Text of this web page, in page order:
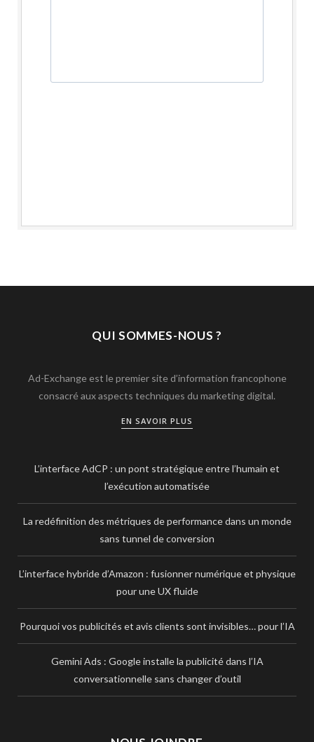
QUI SOMMES-NOUS ?
Ad-Exchange est le premier site d’information francophone
consacré aux aspects techniques du marketing digital.
EN SAVOIR PLUS
L’interface AdCP : un pont stratégique entre l’humain et
l’exécution automatisée
La redéfinition des métriques de performance dans un monde
sans tunnel de conversion
L’interface hybride d’Amazon : fusionner numérique et physique
pour une UX fluide
Pourquoi vos publicités et avis clients sont invisibles… pour l’IA
Gemini Ads : Google installe la publicité dans l’IA
conversationnelle sans changer d’outil